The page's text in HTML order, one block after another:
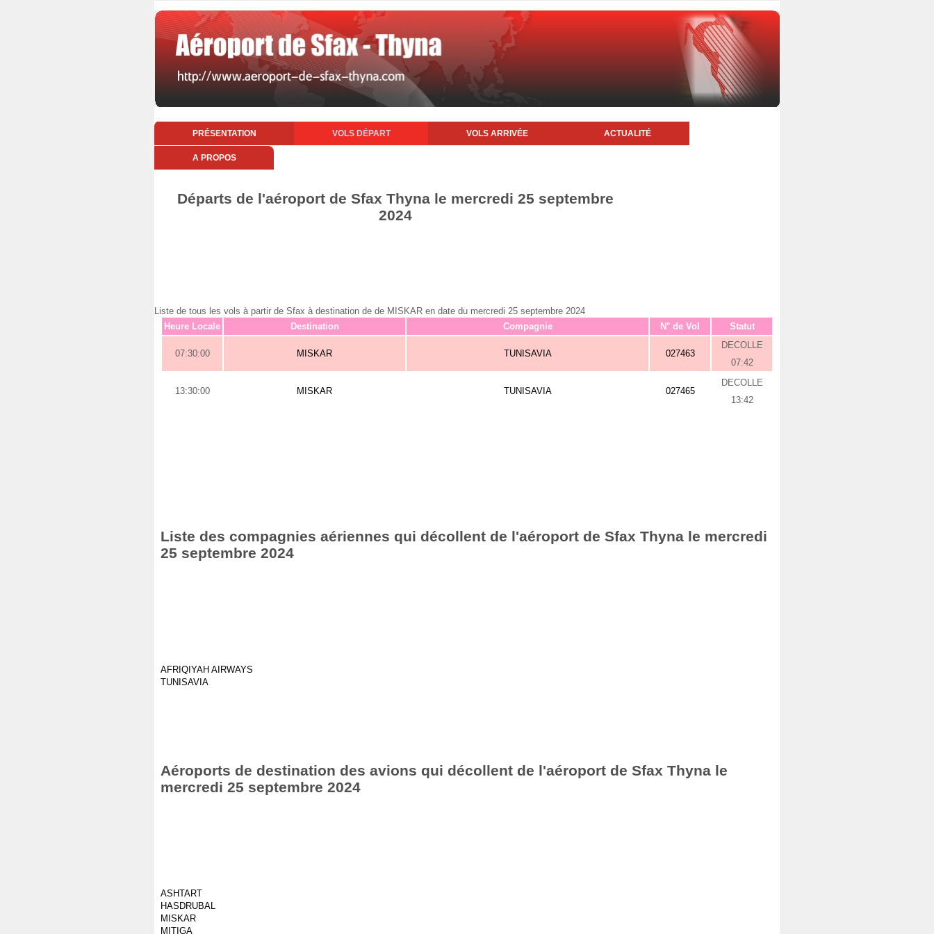
PRÉSENTATION VOLS DÉPART VOLS ARRIVÉE ACTUALITÉ
A PROPOS
Départs de l'aéroport de Sfax Thyna le mercredi 25 septembre
2024
Liste de tous les vols à partir de Sfax à destination de de MISKAR en date du mercredi 25 septembre 2024
Heure Locale
Destination Compagnie N° de Vol Statut
07:30:00 MISKAR TUNISAVIA 027463
DECOLLE
07:42
13:30:00 MISKAR TUNISAVIA 027465
DECOLLE
13:42
Liste des compagnies aériennes qui décollent de l'aéroport de Sfax Thyna le mercredi
25 septembre 2024
AFRIQIYAH AIRWAYS
TUNISAVIA
Aéroports de destination des avions qui décollent de l'aéroport de Sfax Thyna le
mercredi 25 septembre 2024
ASHTART
HASDRUBAL
MISKAR
MITIGA